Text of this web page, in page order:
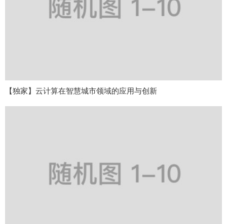
【独家】云计算在智慧城市领域的应用与创新